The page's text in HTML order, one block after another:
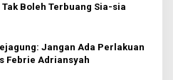
Boleh Terbuang Sia-sia
Jangan Ada Perlakuan
Febrie Adriansyah